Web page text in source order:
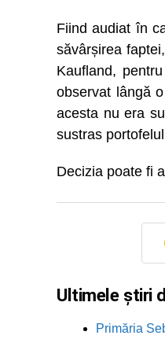
Fiind audiat în
săvârșirea
Kaufland,
observat lângă
acesta nu era
sustras
Decizia poate fi
Ultimele știri
Primăria